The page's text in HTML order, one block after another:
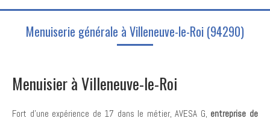
Menuiserie générale à Villeneuve-le-Roi (94290)
Menuisier à Villeneuve-le-Roi
Fort d'une expérience de 17 dans le métier, AVESA G, entreprise de